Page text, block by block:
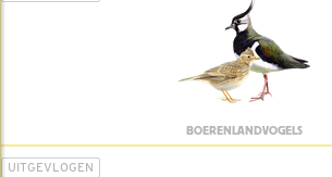
BOERENLANDVOGELS
UITGEVLOGEN